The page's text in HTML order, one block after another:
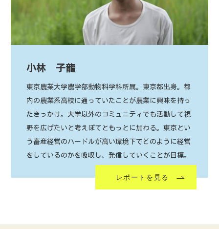
小林 子龍
東京農業大学農学部動物科学科所属。東京都出身。都
内の農業系高校に通っていたことが農業に興味を持っ
たきっかけ。大学以外のコミュニティでも活動して視
野を広げたいと考えぽてともっとに加わる。東京とい
う畜産経営のハードルが高い環境下でどのように経営
をしているのかを吸収し、発信していくことが目標。
レポートを見る